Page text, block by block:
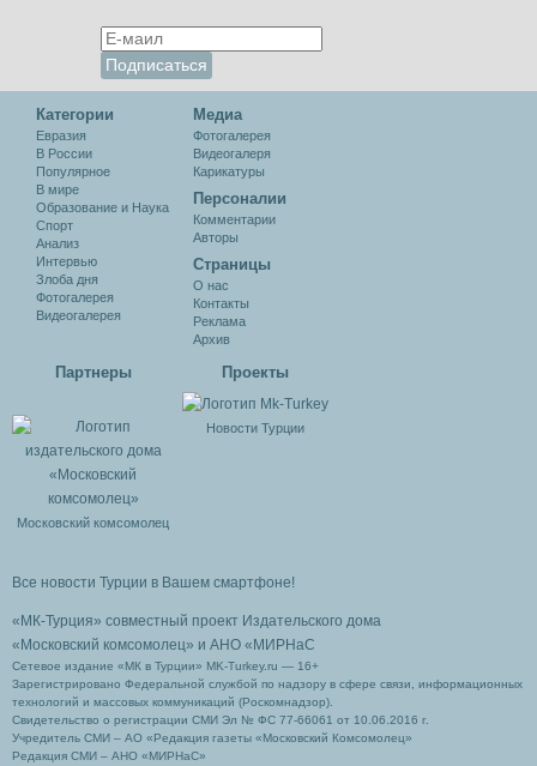
Категории
Евразия
В России
Популярное
В мире
Образование и Наука
Спорт
Анализ
Интервью
Злоба дня
Фотогалерея
Видеогалерея
Медиа
Фотогалерея
Видеогалеря
Карикатуры
Персоналии
Комментарии
Авторы
Cтраницы
О нас
Контакты
Реклама
Архив
Партнеры
Московский комсомолец
Проекты
Новости Турции
Все новости Турции в Вашем смартфоне!
«МК-Турция» совместный проект Издательского дома
«Московский комсомолец» и АНО «МИРНаС
Сетевое издание «МК в Турции» MK-Turkey.ru — 16+
Зарегистрировано Федеральной службой по надзору в сфере связи, информационных
технологий и массовых коммуникаций (Роскомнадзор).
Свидетельство о регистрации СМИ Эл № ФС 77-66061 от 10.06.2016 г.
Учредитель СМИ – АО «Редакция газеты «Московский Комсомолец»
Редакция СМИ – АНО «МИРНаС»